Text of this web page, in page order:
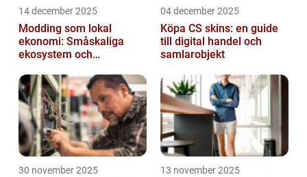
14 december 2025
Modding som lokal
ekonomi: Småskaliga
ekosystem och
04 december 2025
Köpa CS skins: en guide
till digital handel och
samlarobjekt
30 november 2025 13 november 2025